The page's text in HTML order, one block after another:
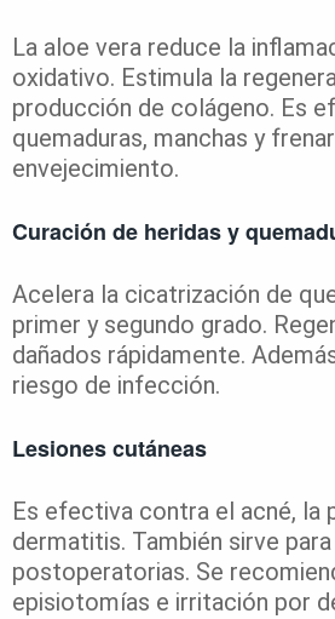
La aloe vera reduce la
oxidativo. Estimula la
producción de colágeno. Es
quemaduras, manchas y frenar
envejecimiento.
Curación de heridas y
Acelera la cicatrización de
primer y segundo grado.
dañados rápidamente.
riesgo de infección.
Lesiones cutáneas
Es efectiva contra el acné, la
dermatitis. También sirve
postoperatorias. Se
episiotomías e irritación por